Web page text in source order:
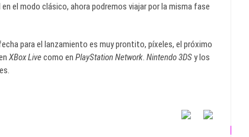
el modo clásico, ahora podremos viajar por la misma fase
para el lanzamiento es muy prontito, píxeles, el próximo
XBox Livecomo en PlayStation Network. Nintendo 3DSy los